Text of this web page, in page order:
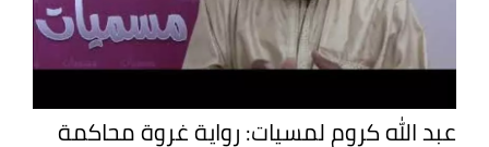
عبد الله كروم لمسيات: رواية غروة محاكمة